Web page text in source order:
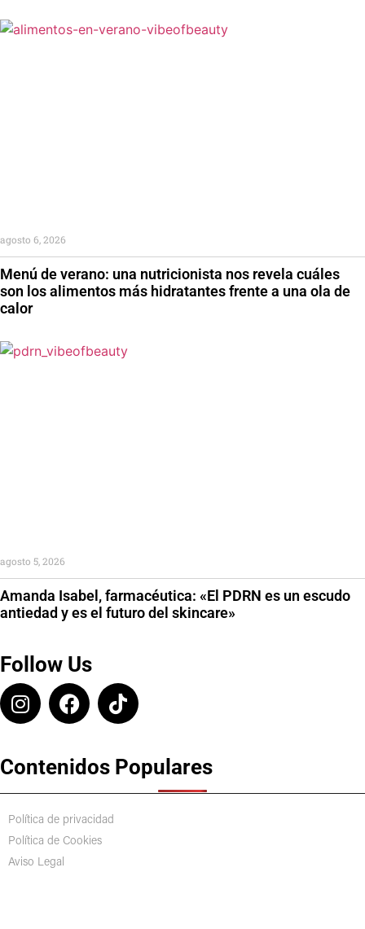
Menú de verano: una nutricionista nos revela cuáles
son los alimentos más hidratantes frente a una ola de
calor
agosto 6, 2026
Amanda Isabel, farmacéutica: «El PDRN es un escudo
antiedad y es el futuro del skincare»
agosto 5, 2026
Follow Us
Contenidos Populares
Política de privacidad
Política de Cookies
Aviso Legal